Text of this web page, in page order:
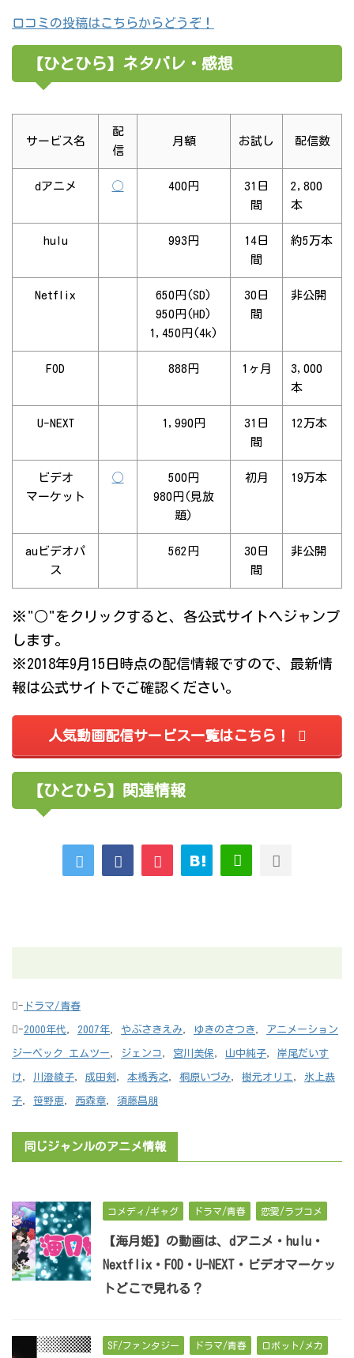
口コミの投稿はこちらからどうぞ！
【ひとひら】ネタバレ・感想
サービス名
配
信
月額 お試し 配信数
dアニメ ◯ 400円
31日
間
2,800
本
hulu 993円
14日
間
約5万本
Netflix
650円(SD)
950円(HD)
1,450円(4k)
30日
間
非公開
FOD 888円 1ヶ月
3,000
本
U-NEXT 1,990円
31日
間
12万本
ビデオ
マーケット
◯
500円
980円(見放
題)
初月 19万本
auビデオパ
ス
562円
30日
間
非公開
※"○"をクリックすると、各公式サイトへジャンプ
します。
※2018年9月15日時点の配信情報ですので、最新情
報は公式サイトでご確認ください。
人気動画配信サービス一覧はこちら！
【ひとひら】関連情報
- ドラマ/青春
-2000年代, 2007年, やぶさきえみ, ゆきのさつき, アニメーション
ジーベック エムツー, ジェンコ , 宮川美保, 山中純子, 岸尾だいす
け, 川澄綾子, 成田剣 , 本橋秀之, 桐原いづみ, 樹元オリエ , 氷上恭
子, 笹野恵, 西森章, 須藤昌朋
同じジャンルのアニメ情報
コメディ/ギャグ ドラマ/青春 恋愛/ラブコメ
【海月姫】の動画は、dアニメ・hulu・
Nextflix・FOD・U-NEXT・ビデオマーケッ
トどこで見れる？
SF/ファンタジー ドラマ/青春 ロボット/メカ